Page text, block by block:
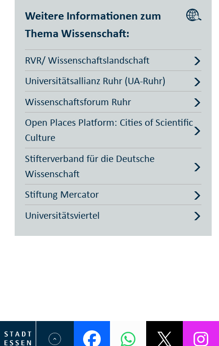
Weitere Informationen zum
Thema Wissenschaft:
RVR/ Wissenschaftslandschaft
Universitätsallianz Ruhr (UA-Ruhr)
Wissenschaftsforum Ruhr
Open Places Platform: Cities of Scientific
Culture
Stifterverband für die Deutsche
Wissenschaft
Stiftung Mercator
Universitätsviertel